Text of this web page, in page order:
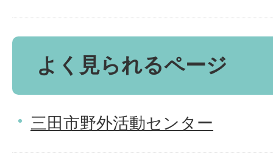
よく見られるページ
三田市野外活動センター